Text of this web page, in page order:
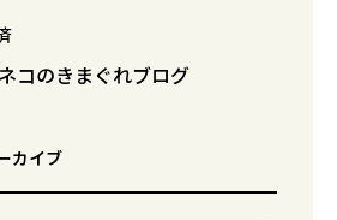
コのきまぐれブログ
カイブ